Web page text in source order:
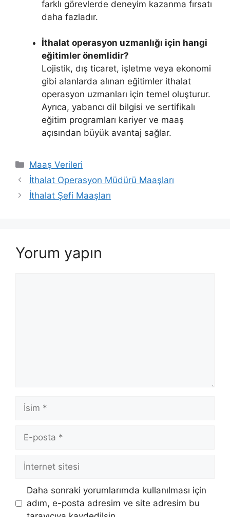
farklı görevlerde deneyim kazanma fırsatı
daha fazladır.
İthalat operasyon uzmanlığı için hangi
eğitimler önemlidir?
Lojistik, dış ticaret, işletme veya ekonomi
gibi alanlarda alınan eğitimler ithalat
operasyon uzmanları için temel oluşturur.
Ayrıca, yabancı dil bilgisi ve sertifikalı
eğitim programları kariyer ve maaş
açısından büyük avantaj sağlar.
Kategoriler
Maaş Verileri
İthalat Operasyon Müdürü Maaşları
İthalat Şefi Maaşları
Yorum yapın
İsim
posta
İnternet
Daha sonraki yorumlarımda kullanılması için
adım, e-posta adresim ve site adresim bu